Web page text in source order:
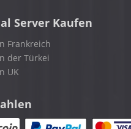
Server Kaufen
Frankreich
der Türkei
UK